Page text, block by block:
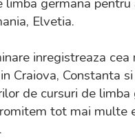
Elvetia.
inregistreaza
Craiova, Constanta
de cursuri de
tot mai multe